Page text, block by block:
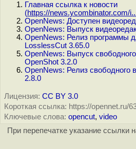
Главная ссылка к новости
(https://news.ycombinator.com/
OpenNews: Доступен
OpenNews: Выпуск
OpenNews: Релиз программы
LosslessCut 3.65.0
OpenNews: Выпуск
OpenShot 3.2.0
OpenNews: Релиз свободного
2.8.0
Лицензия: CC BY 3.0
Короткая ссылка: https://opennet.ru/
Ключевые слова: opencut, video
При перепечатке указание ссылки